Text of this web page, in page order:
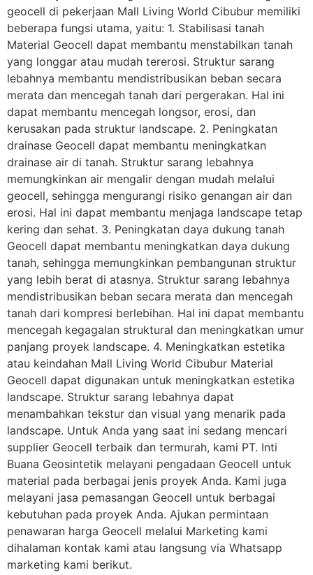
geocell di pekerjaan Mall Living World Cibubur memiliki
beberapa fungsi utama, yaitu: 1. Stabilisasi tanah
Material Geocell dapat membantu menstabilkan tanah
yang longgar atau mudah tererosi. Struktur sarang
lebahnya membantu mendistribusikan beban secara
merata dan mencegah tanah dari pergerakan. Hal ini
dapat membantu mencegah longsor, erosi, dan
kerusakan pada struktur landscape. 2. Peningkatan
drainase Geocell dapat membantu meningkatkan
drainase air di tanah. Struktur sarang lebahnya
memungkinkan air mengalir dengan mudah melalui
geocell, sehingga mengurangi risiko genangan air dan
erosi. Hal ini dapat membantu menjaga landscape tetap
kering dan sehat. 3. Peningkatan daya dukung tanah
Geocell dapat membantu meningkatkan daya dukung
tanah, sehingga memungkinkan pembangunan struktur
yang lebih berat di atasnya. Struktur sarang lebahnya
mendistribusikan beban secara merata dan mencegah
tanah dari kompresi berlebihan. Hal ini dapat membantu
mencegah kegagalan struktural dan meningkatkan umur
panjang proyek landscape. 4. Meningkatkan estetika
atau keindahan Mall Living World Cibubur Material
Geocell dapat digunakan untuk meningkatkan estetika
landscape. Struktur sarang lebahnya dapat
menambahkan tekstur dan visual yang menarik pada
landscape. Untuk Anda yang saat ini sedang mencari
supplier Geocell terbaik dan termurah, kami PT. Inti
Buana Geosintetik melayani pengadaan Geocell untuk
material pada berbagai jenis proyek Anda. Kami juga
melayani jasa pemasangan Geocell untuk berbagai
kebutuhan pada proyek Anda. Ajukan permintaan
penawaran harga Geocell melalui Marketing kami
dihalaman kontak kami atau langsung via Whatsapp
marketing kami berikut.